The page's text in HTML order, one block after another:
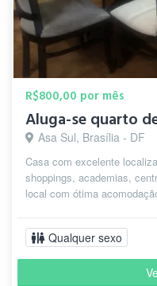
R$800,00 por mês
Aluga-se quarto
Asa Sul, Brasília - DF
Casa com excelente
shoppings, academias,
local com ótima
Qualquer sexo